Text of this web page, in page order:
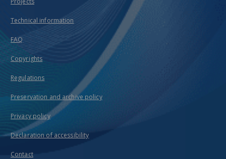
Technical information
FAQ
Copyrights
Regulations
Preservation and archive policy
Privacy policy
Declaration of accessibility
Contact